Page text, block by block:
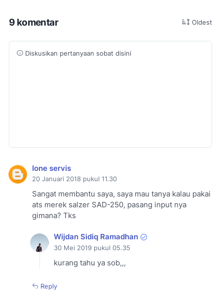
9 komentar Oldest
Diskusikan pertanyaan sobat disini
Ione servis
20 Januari 2018 pukul 11.30
Sangat membantu saya, saya mau tanya kalau pakai
ats merek salzer SAD-250, pasang input nya
gimana? Tks
Wijdan Sidiq Ramadhan
30 Mei 2019 pukul 05.35
kurang tahu ya sob,,,
Reply